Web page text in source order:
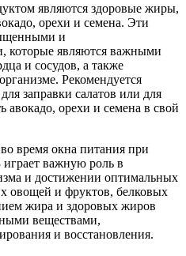
являются здоровые жиры,
орехи и семена. Эти
и
являются важными
и сосудов, а также
Рекомендуется
заправки салатов или для
орехи и семена в свой
время окна питания при
важную роль в
и достижении оптимальных
овощей и фруктов, белковых
жира и здоровых жиров
веществами,
и восстановления.